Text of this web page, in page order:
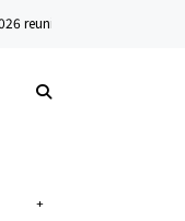
voces de Guatemala
+